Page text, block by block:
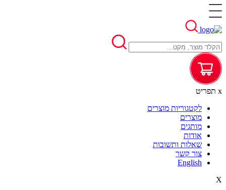
x תפריט
לקטגוריות מוצרים
מוצרים
מותגים
אודות
שאלות ותשובות
צור קשר
English
X